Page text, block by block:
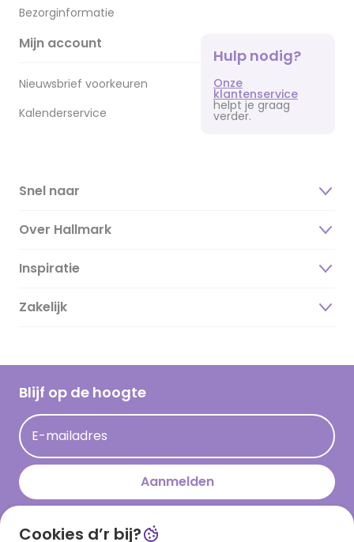
Bezorginformatie
Mijn account
Nieuwsbrief voorkeuren
Kalenderservice
Hulp nodig?
Onze
klantenservice
helpt je graag
verder.
Snel naar
Over Hallmark
Over ons
Duurzaamheid
Hallmark Kaartclub
Acties
Persberichten
Hallmark en Kinderpostzegels
Inspiratie
Magazine
Cadeau inspiratie
Kaartinspiratie
Zakelijk
Blijf op de hoogte
E-mailadres
Aanmelden
Cookies d’r bij?